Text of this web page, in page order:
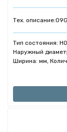
Тех. описание:
Тип состояния:
Наружный
Ширина: мм,